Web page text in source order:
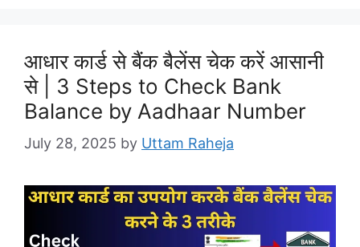
आधार कार्ड से बैंक बैलेंस चेक करें आसानी
से | 3 Steps to Check Bank
Balance by Aadhaar Number
July 28, 2025 by Uttam Raheja